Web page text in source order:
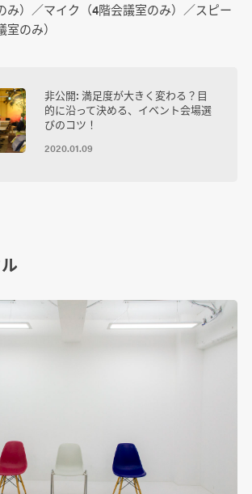
み）／マイク（4階会議室のみ）／スピー
のみ）
非公開: 満足度が大きく変わる？目
的に沿って決める、イベント会場選
びのコツ！
2020.01.09